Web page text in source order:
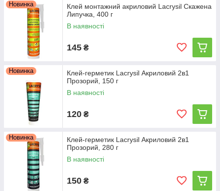
Новинка
Клей монтажний акриловий Lacrysil Скажена
Липучка, 400 г
В наявності
145 ₴
Новинка
Клей-герметик Lacrysil Акриловий 2в1
Прозорий, 150 г
В наявності
120 ₴
Новинка
Клей-герметик Lacrysil Акриловий 2в1
Прозорий, 280 г
В наявності
150 ₴